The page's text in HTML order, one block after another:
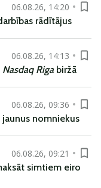
06.08.26, 14:20
rādītājus
06.08.26, 14:13
Nasdaq Riga biržā
06.08.26, 09:36
jaunus nomniekus
06.08.26, 09:21
simtiem eiro